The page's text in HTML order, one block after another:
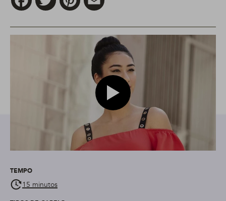
Play video modelo com
TEMPO
15 minutos